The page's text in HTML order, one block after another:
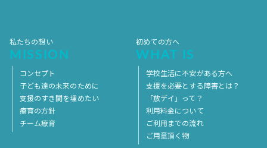
私たちの想い
MISSION
コンセプト
子ども達の未来のために
支援のすき間を埋めたい
療育の方針
チーム療育
初めての方へ
WHAT IS
学校生活に不安がある方へ
支援を必要とする障害とは？
「放デイ」って？
利用料金について
ご利用までの流れ
ご用意頂く物